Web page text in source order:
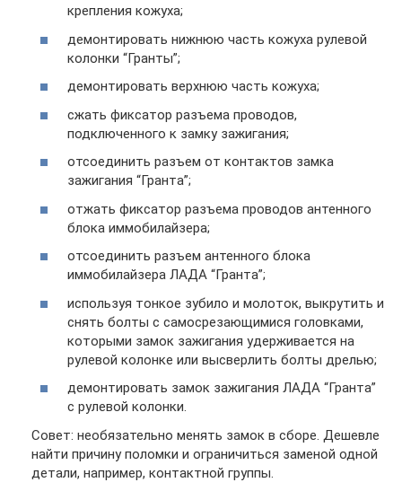
крепления кожуха;
демонтировать нижнюю часть кожуха рулевой
колонки “Гранты”;
демонтировать верхнюю часть кожуха;
сжать фиксатор разъема проводов,
подключенного к замку зажигания;
отсоединить разъем от контактов замка
зажигания “Гранта”;
отжать фиксатор разъема проводов антенного
блока иммобилайзера;
отсоединить разъем антенного блока
иммобилайзера ЛАДА “Гранта”;
используя тонкое зубило и молоток, выкрутить и
снять болты с самосрезающимися головками,
которыми замок зажигания удерживается на
рулевой колонке или высверлить болты дрелью;
демонтировать замок зажигания ЛАДА “Гранта”
с рулевой колонки.
Совет: необязательно менять замок в сборе. Дешевле
найти причину поломки и ограничиться заменой одной
детали, например, контактной группы.